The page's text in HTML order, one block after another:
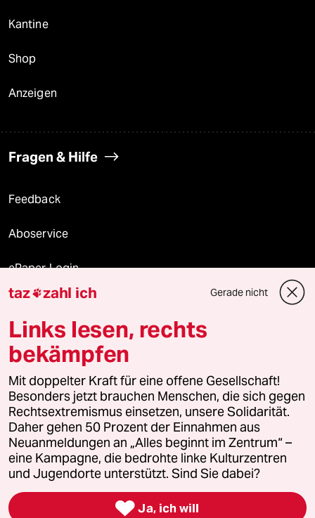
Kantine
Shop
Anzeigen
Fragen & Hilfe
Feedback
Aboservice
ePaper Login
Downloads für Abonnierende
© 2026 taz Verlags und Vertriebs GmbH
Alle Rechte vorbehalten. Bei rechtlichen Fragen oder für Genehmigungen
wenden Sie sich bitte an
lizenzen@taz.de
Feedback Redaktionsstatut Kommune-Richtlinien
Leitlinie Informant Datenschutz Impressum AGB
Seitenwende Einwilligungen widerrufen (Ads)
taz zahl ich Gerade nicht
Links lesen, rechts
bekämpfen
Mit doppelter Kraft für eine offene Gesellschaft!
Besonders jetzt brauchen Menschen, die sich gegen
Rechtsextremismus einsetzen, unsere Solidarität.
Daher gehen 50 Prozent der Einnahmen aus
Neuanmeldungen an „Alles beginnt im Zentrum“ –
eine Kampagne, die bedrohte linke Kulturzentren
und Jugendorte unterstützt. Sind Sie dabei?
 Ja, ich will